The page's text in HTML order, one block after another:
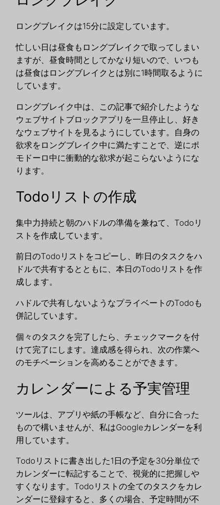
ロングブレイクは15分に設定しています。
忙しい日は昼食もロングブレイクで取ってしまい
ますが、昼食時間としてかなり短いので、いつも
は昼食はロングブレイクとは別に1時間取るように
しています。
ロングブレイク中は、この記事で紹介したような
ウェブサイトブロックアプリを一旦停止し、好き
なウェブサイトを見るようにしています。自身の
欲求をロングブレイク中に満たすことで、逆にポ
モドーロ中に衝動的な欲求が起こらないようにな
ります。
Todoリストの作成
集中力持続と朝のハドルの準備を兼ねて、Todoリ
ストを作成しています。
前日のTodoリストをコピーし、昨日のタスクをハ
ドルで共有するとともに、本日のTodoリストを作
成します。
ハドルで共有しないようなプライベートのTodoも
併記しています。
個々のタスクを完了したら、チェックマークを付
けて完了にします。達成感を得られ、次の作業へ
のモチベーションを高めることができます。
カレンダーによる予実管理
ツールは、アプリや紙の手帳など、自分に合った
もので構いませんが、私はGoogleカレンダーを利
用しています。
Todoリストに書き出した1日の予定を30分単位で
カレンダーに転記することで、視覚的に把握しや
すくなります。Todoリストの全てのタスクをカレ
ンダーに登録すると、多くの場合、予定時間が不